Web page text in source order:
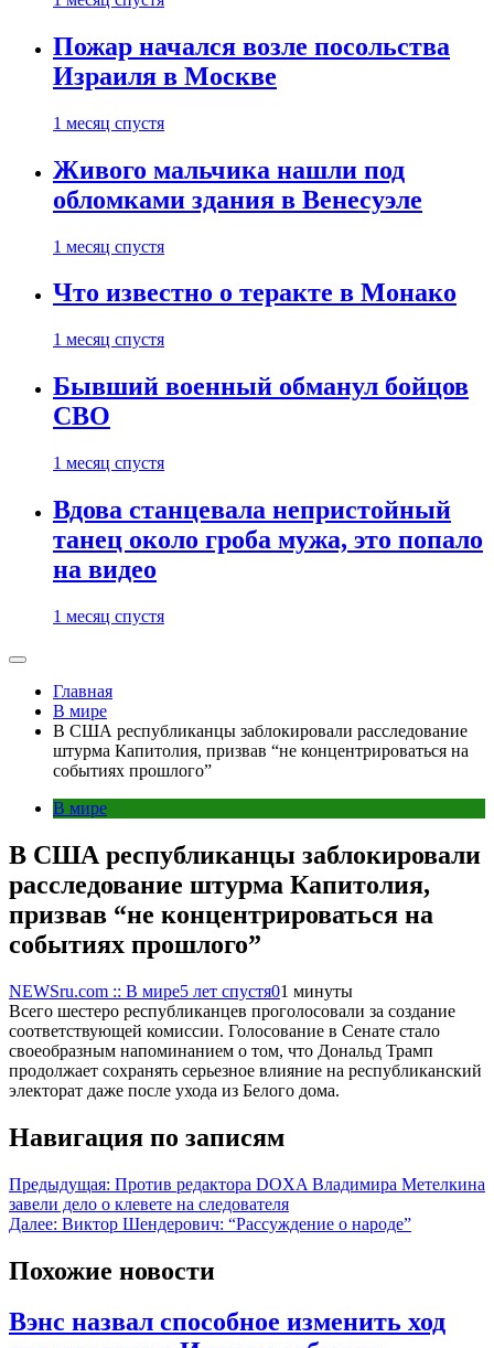
Пожар начался возле посольства
Израиля в Москве
1 месяц спустя
Живого мальчика нашли под
обломками здания в Венесуэле
1 месяц спустя
Что известно о теракте в Монако
1 месяц спустя
Бывший военный обманул бойцов
СВО
1 месяц спустя
Вдова станцевала непристойный
танец около гроба мужа, это попало
на видео
1 месяц спустя
Главная
В мире
В США республиканцы заблокировали расследование
штурма Капитолия, призвав “не концентрироваться на
событиях прошлого”
В мире
В США республиканцы заблокировали
расследование штурма Капитолия,
призвав “не концентрироваться на
событиях прошлого”
NEWSru.com :: В мире5 лет спустя01 минуты
Всего шестеро республиканцев проголосовали за создание
соответствующей комиссии. Голосование в Сенате стало
своеобразным напоминанием о том, что Дональд Трамп
продолжает сохранять серьезное влияние на республиканский
электорат даже после ухода из Белого дома.
Навигация по записям
Предыдущая: Против редактора DOXA Владимира Метелкина
завели дело о клевете на следователя
Далее: Виктор Шендерович: “Рассуждение о народе”
Похожие новости
Вэнс назвал способное изменить ход